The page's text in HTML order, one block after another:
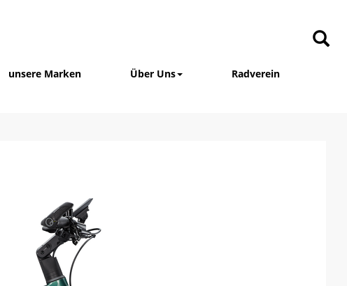
unsere Marken Über Uns Radverein